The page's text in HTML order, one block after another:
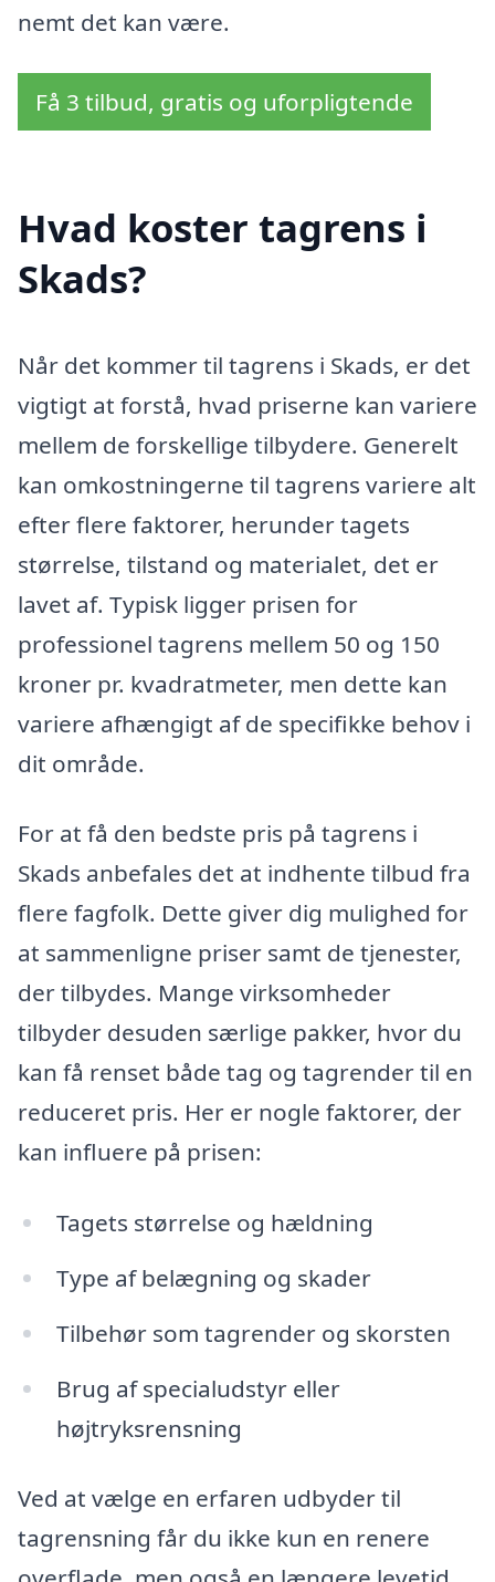
nemt det kan være.
Få 3 tilbud, gratis og uforpligtende
Hvad koster tagrens i
Skads?
Når det kommer til tagrens i Skads, er det
vigtigt at forstå, hvad priserne kan variere
mellem de forskellige tilbydere. Generelt
kan omkostningerne til tagrens variere alt
efter flere faktorer, herunder tagets
størrelse, tilstand og materialet, det er
lavet af. Typisk ligger prisen for
professionel tagrens mellem 50 og 150
kroner pr. kvadratmeter, men dette kan
variere afhængigt af de specifikke behov i
dit område.
For at få den bedste pris på tagrens i
Skads anbefales det at indhente tilbud fra
flere fagfolk. Dette giver dig mulighed for
at sammenligne priser samt de tjenester,
der tilbydes. Mange virksomheder
tilbyder desuden særlige pakker, hvor du
kan få renset både tag og tagrender til en
reduceret pris. Her er nogle faktorer, der
kan influere på prisen:
Tagets størrelse og hældning
Type af belægning og skader
Tilbehør som tagrender og skorsten
Brug af specialudstyr eller
højtryksrensning
Ved at vælge en erfaren udbyder til
tagrensning får du ikke kun en renere